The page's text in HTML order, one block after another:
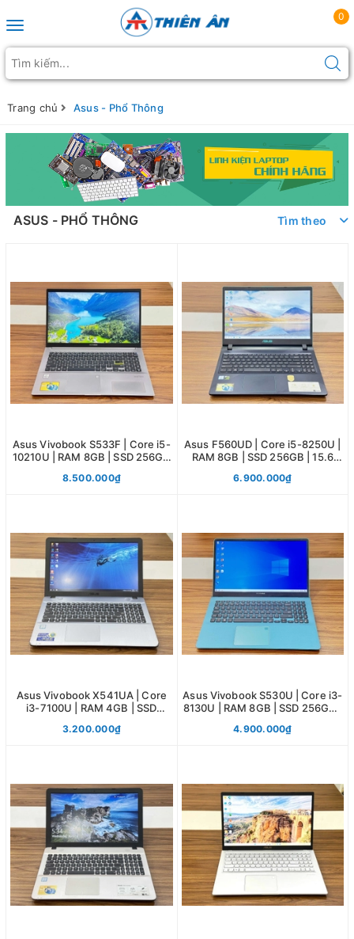
Toggle navigation
0
Trang chủ Asus - Phổ Thông
ASUS - PHỔ THÔNG Tìm theo
Asus Vivobook S533F | Core i5-
10210U | RAM 8GB | SSD 256GB
8.500.000₫
Asus F560UD | Core i5-8250U |
RAM 8GB | SSD 256GB | 15.6
6.900.000₫
Asus Vivobook X541UA | Core
i3-7100U | RAM 4GB | SSD
3.200.000₫
Asus Vivobook S530U | Core i3-
8130U | RAM 8GB | SSD 256GB |
4.900.000₫